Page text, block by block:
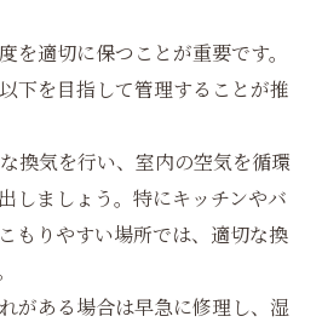
を適切に保つことが重要です。
下を目指して管理することが推
換気を行い、室内の空気を循環
しましょう。特にキッチンやバ
もりやすい場所では、適切な換
がある場合は早急に修理し、湿